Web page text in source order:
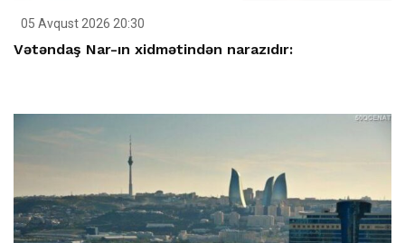
05 Avqust 2026 20:30
Vətəndaş Nar-ın xidmətindən narazıdır: